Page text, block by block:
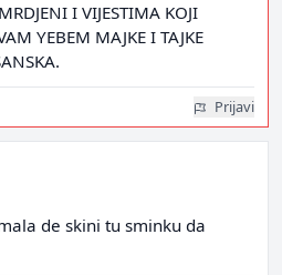
I VIJESTIMA KOJI
YEBEM MAJKE I TAJKE
Prijavi
de skini tu sminku da